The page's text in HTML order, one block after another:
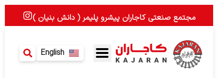
پرش
I
n
a
g
مجتمع صنعتی کاجاران پیشرو پلیمر ( دانش بنیان )
English